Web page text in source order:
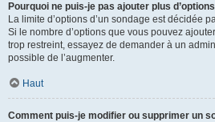
Pourquoi ne puis-je pas ajouter plus
La limite d’options d’un sondage est décidée
Si le nombre d’options que vous pouvez
trop restreint, essayez de demander à un
possible de l’augmenter.
Haut
Comment puis-je modifier ou supprimer un